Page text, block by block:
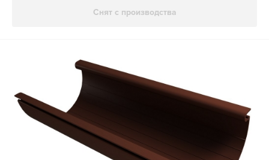
Снят с производства